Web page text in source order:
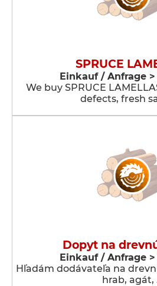
SPRUCE
Einkauf / Anfrage
We buy SPRUCE
defects, fresh
Dopyt na
Einkauf / Anfrage
Hľadám dodávateľa na
hrab, agát,